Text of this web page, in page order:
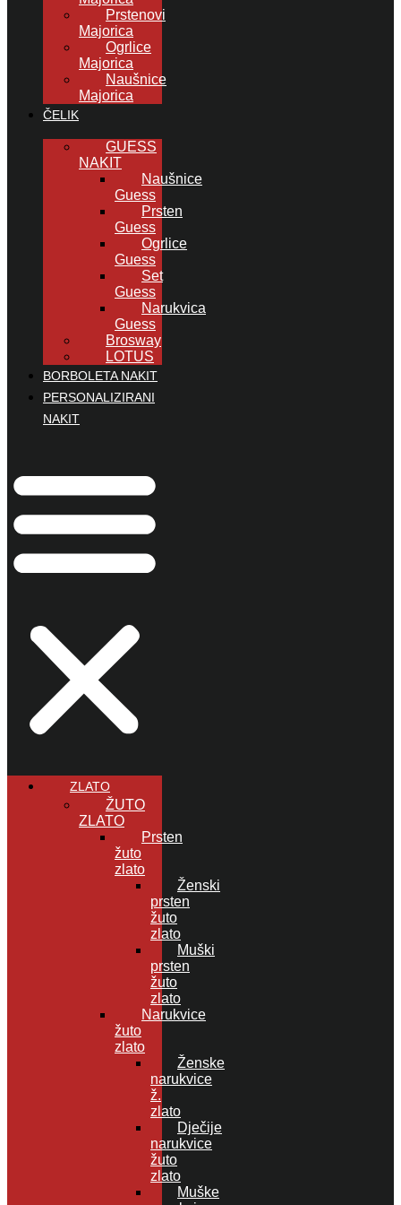
Prstenovi
Majorica
Ogrlice
Majorica
Naušnice
Majorica
ČELIK
GUESS
NAKIT
Naušnice
Guess
Prsten
Guess
Ogrlice
Guess
Set
Guess
Narukvica
Guess
Brosway
LOTUS
BORBOLETA NAKIT
PERSONALIZIRANI
NAKIT
ZLATO
ŽUTO
ZLATO
Prsten
žuto
zlato
Ženski
prsten
žuto
zlato
Muški
prsten
žuto
zlato
Narukvice
žuto
zlato
Ženske
narukvice
ž.
zlato
Dječije
narukvice
žuto
zlato
Muške